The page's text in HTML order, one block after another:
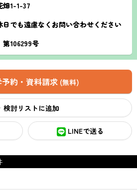
畑1-1-37
でも遠慮なくお問い合わせください
106299号
約・資料請求 (無料)
検討リスト
LINEで送る